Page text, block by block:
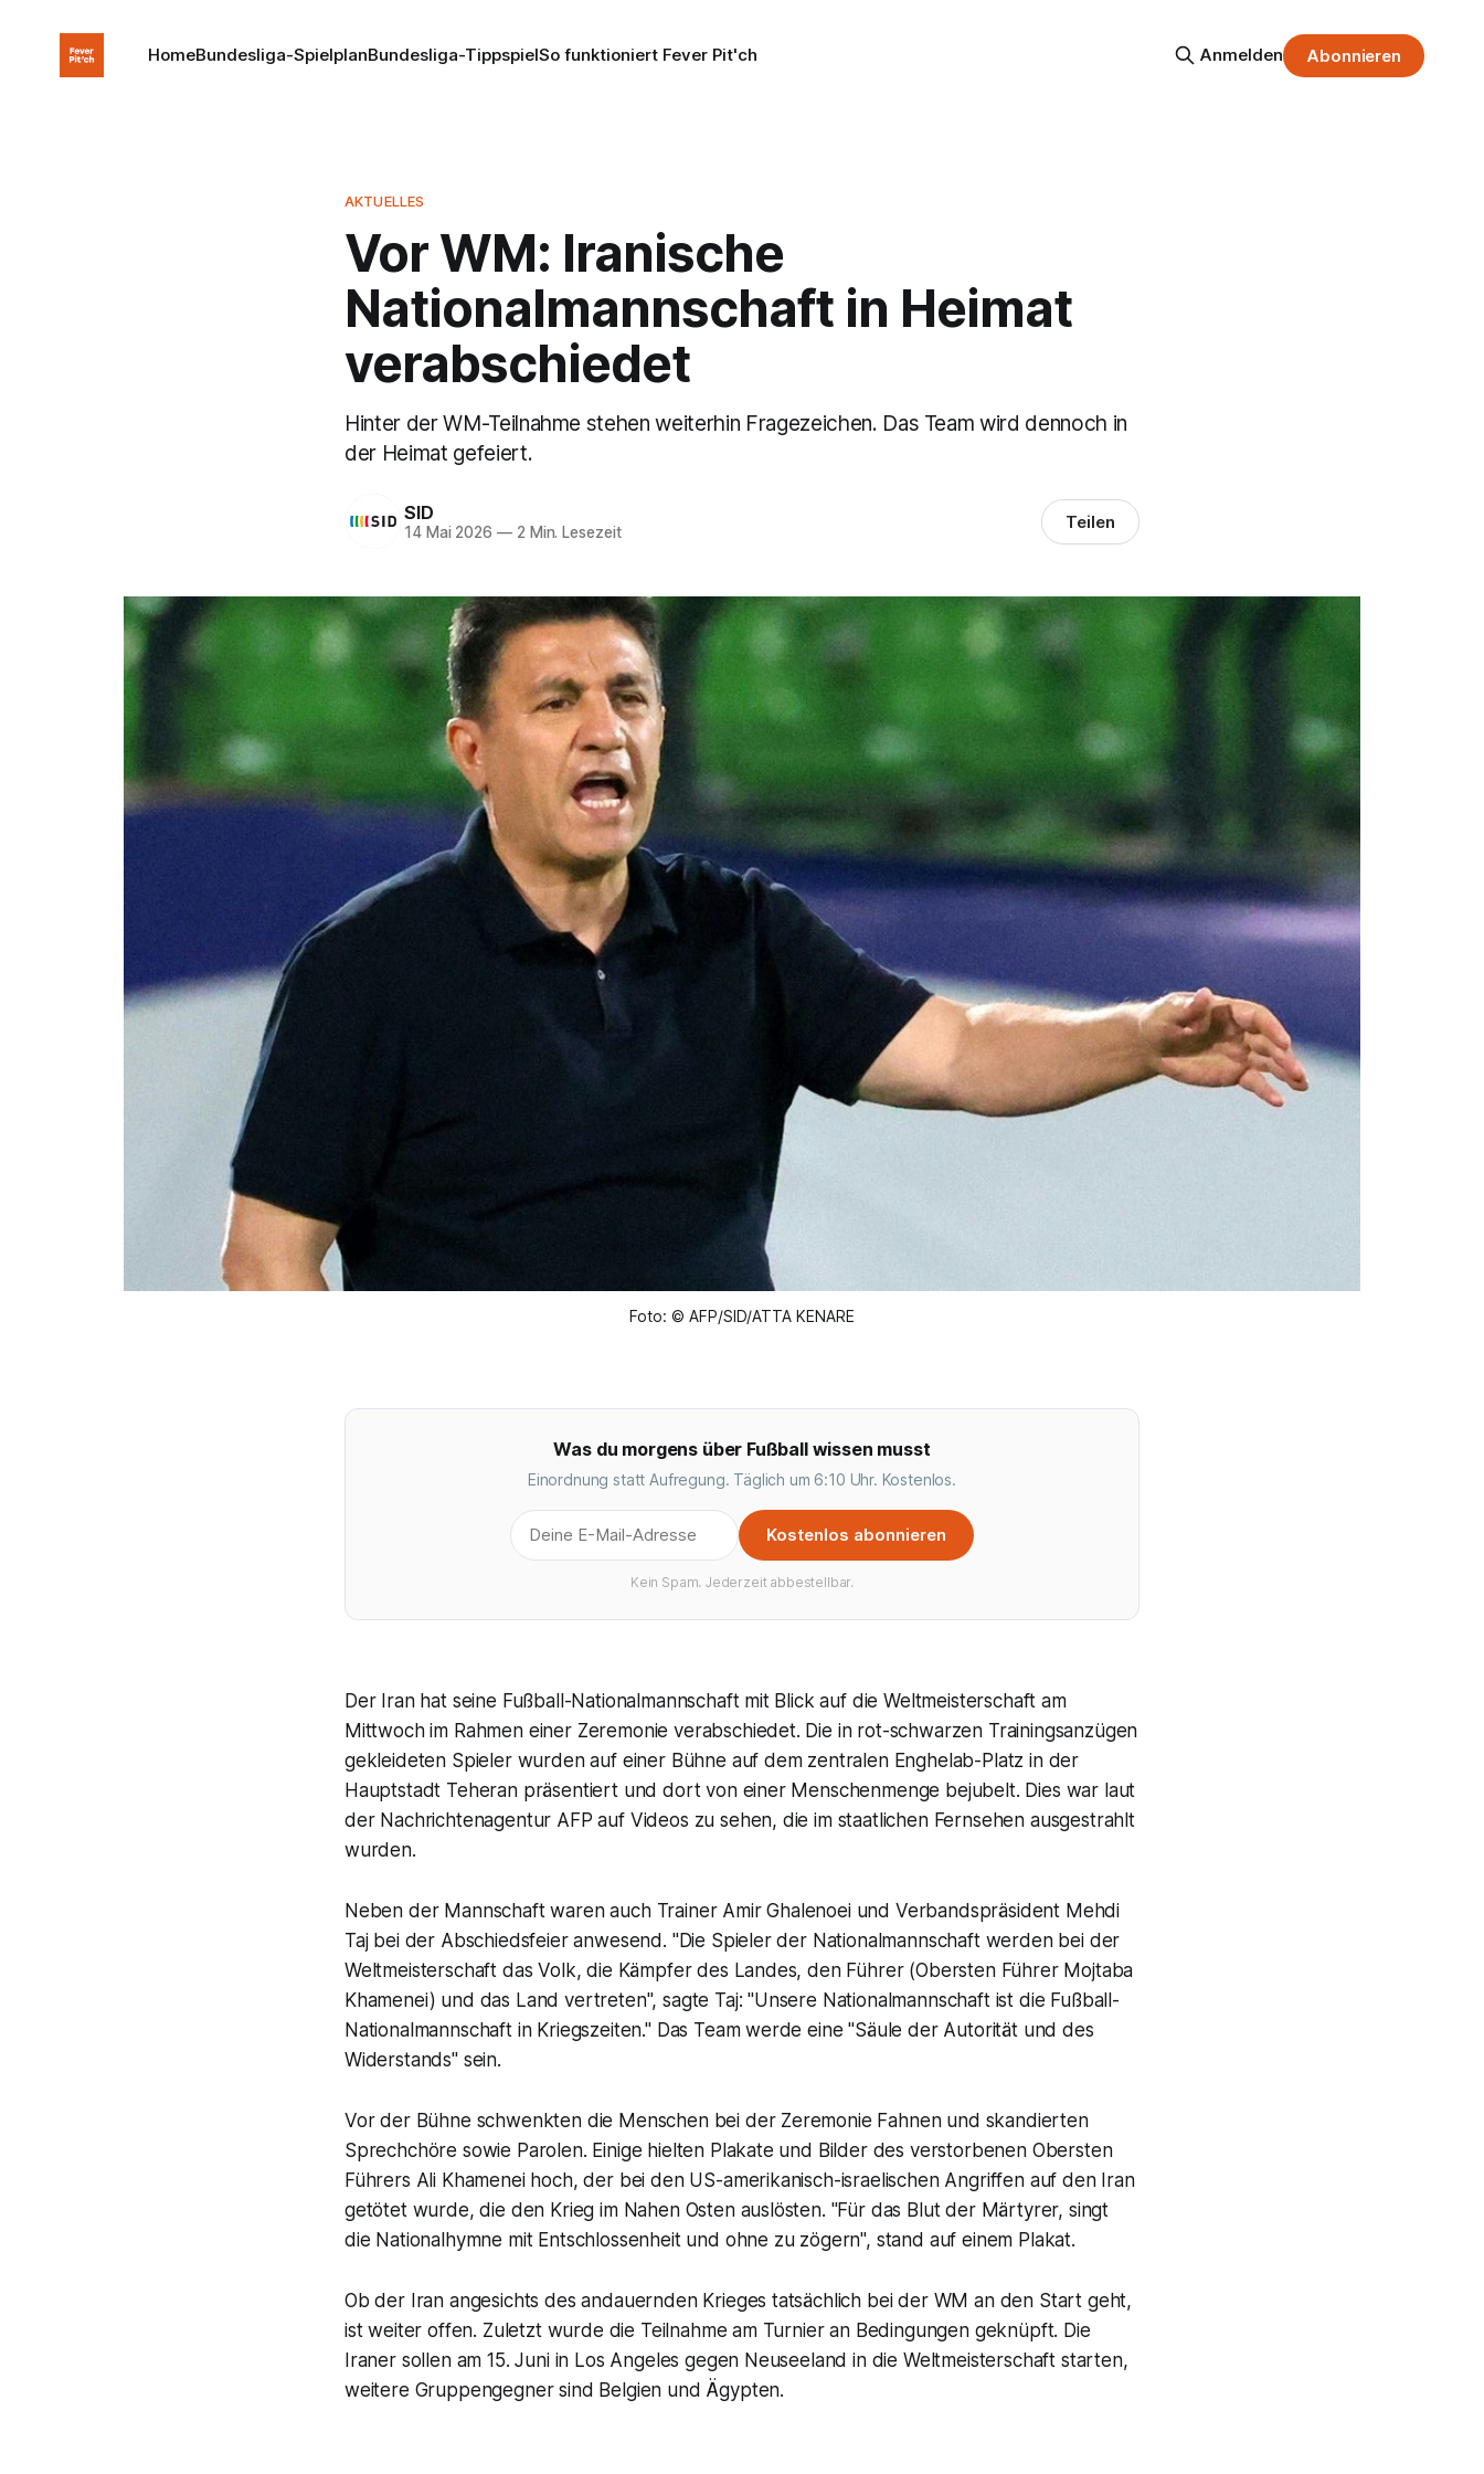
HomeBundesliga-SpielplanBundesliga-TippspielSo funktioniert Fever Pit'ch Anmelden Abonnieren
AKTUELLES
Vor WM: Iranische
Nationalmannschaft in Heimat
verabschiedet
Hinter der WM-Teilnahme stehen weiterhin Fragezeichen. Das Team wird dennoch in
der Heimat gefeiert.
SID
14 Mai 2026 —2 Min. Lesezeit Teilen
Foto: © AFP/SID/ATTA KENARE
Was du morgens über Fußball wissen musst
Einordnung statt Aufregung. Täglich um 6:10 Uhr. Kostenlos.
Kostenlos abonnieren
Kein Spam. Jederzeit abbestellbar.
Der Iran hat seine Fußball-Nationalmannschaft mit Blick auf die Weltmeisterschaft am
Mittwoch im Rahmen einer Zeremonie verabschiedet. Die in rot-schwarzen Trainingsanzügen
gekleideten Spieler wurden auf einer Bühne auf dem zentralen Enghelab-Platz in der
Hauptstadt Teheran präsentiert und dort von einer Menschenmenge bejubelt. Dies war laut
der Nachrichtenagentur AFP auf Videos zu sehen, die im staatlichen Fernsehen ausgestrahlt
wurden.
Neben der Mannschaft waren auch Trainer Amir Ghalenoei und Verbandspräsident Mehdi
Taj bei der Abschiedsfeier anwesend. "Die Spieler der Nationalmannschaft werden bei der
Weltmeisterschaft das Volk, die Kämpfer des Landes, den Führer (Obersten Führer Mojtaba
Khamenei) und das Land vertreten", sagte Taj: "Unsere Nationalmannschaft ist die Fußball-
Nationalmannschaft in Kriegszeiten." Das Team werde eine "Säule der Autorität und des
Widerstands" sein.
Vor der Bühne schwenkten die Menschen bei der Zeremonie Fahnen und skandierten
Sprechchöre sowie Parolen. Einige hielten Plakate und Bilder des verstorbenen Obersten
Führers Ali Khamenei hoch, der bei den US-amerikanisch-israelischen Angriffen auf den Iran
getötet wurde, die den Krieg im Nahen Osten auslösten. "Für das Blut der Märtyrer, singt
die Nationalhymne mit Entschlossenheit und ohne zu zögern", stand auf einem Plakat.
Ob der Iran angesichts des andauernden Krieges tatsächlich bei der WM an den Start geht,
ist weiter offen. Zuletzt wurde die Teilnahme am Turnier an Bedingungen geknüpft. Die
Iraner sollen am 15. Juni in Los Angeles gegen Neuseeland in die Weltmeisterschaft starten,
weitere Gruppengegner sind Belgien und Ägypten.